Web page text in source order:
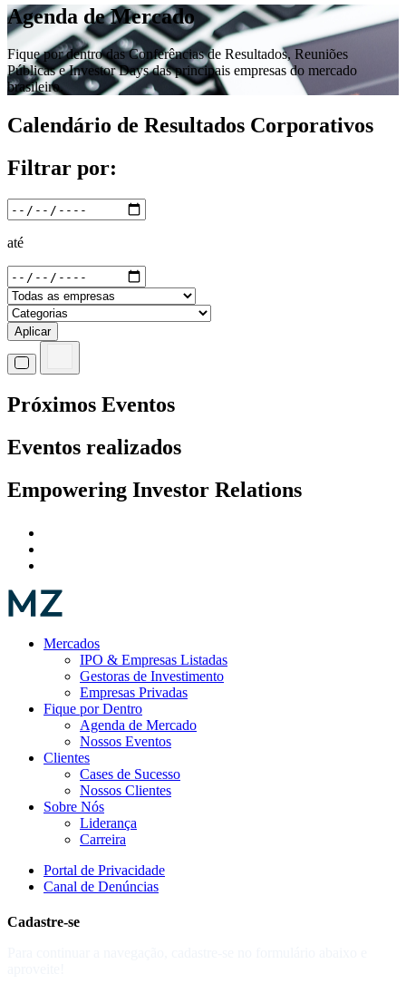
Agenda de Mercado
Fique por dentro das Conferências de Resultados, Reuniões
Públicas e Investor Days das principais empresas do mercado
brasileiro.
Calendário de Resultados Corporativos
Filtrar por:
até
Aplicar
Próximos Eventos
Eventos realizados
Empowering Investor Relations
Mercados
IPO & Empresas Listadas
Gestoras de Investimento
Empresas Privadas
Fique por Dentro
Agenda de Mercado
Nossos Eventos
Clientes
Cases de Sucesso
Nossos Clientes
Sobre Nós
Liderança
Carreira
Portal de Privacidade
Canal de Denúncias
Cadastre-se